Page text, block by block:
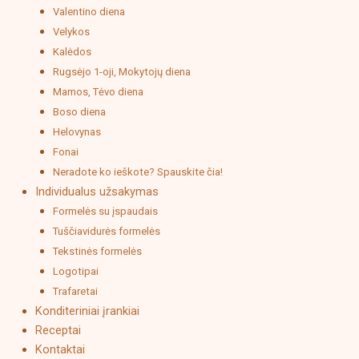
Valentino diena
Velykos
Kalėdos
Rugsėjo 1-oji, Mokytojų diena
Mamos, Tėvo diena
Boso diena
Helovynas
Fonai
Neradote ko ieškote? Spauskite čia!
Individualus užsakymas
Formelės su įspaudais
Tuščiavidurės formelės
Tekstinės formelės
Logotipai
Trafaretai
Konditeriniai įrankiai
Receptai
Kontaktai